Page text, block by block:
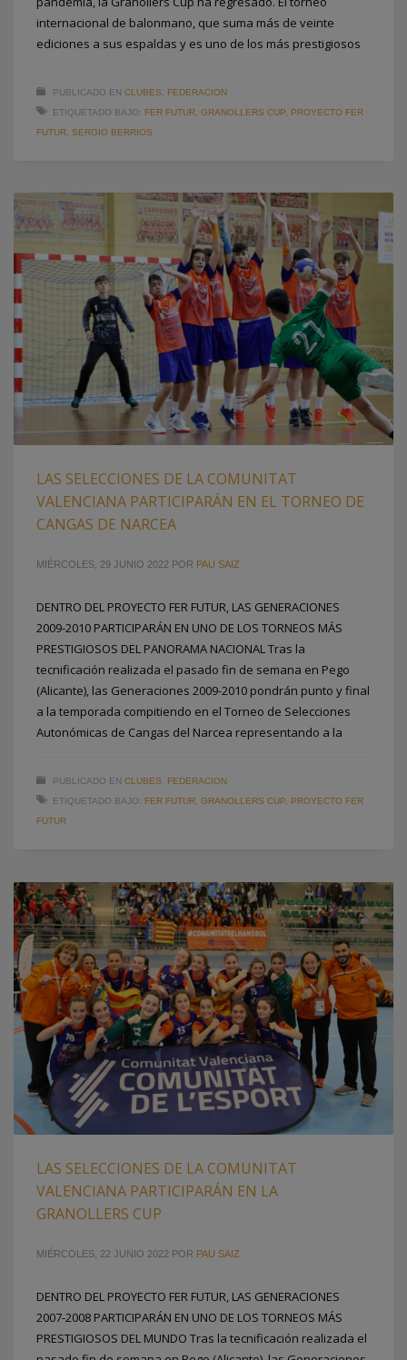
internacional de balonmano, que suma más de veinte
ediciones a sus espaldas y es uno de los más prestigiosos
PUBLICADO EN CLUBES
FEDERACION
ETIQUETADO BAJO: FER FUTUR GRANOLLERS CUP
PROYECTO FER
FUTUR SERGIO BERRIOS
LAS SELECCIONES DE LA COMUNITAT
VALENCIANA PARTICIPARÁN EN EL TORNEO DE
CANGAS DE NARCEA
MIÉRCOLES, 29 JUNIO 2022 POR PAU SAIZ
DENTRO DEL PROYECTO FER FUTUR, LAS GENERACIONES
2009-2010 PARTICIPARÁN EN UNO DE LOS TORNEOS MÁS
PRESTIGIOSOS DEL PANORAMA NACIONAL Tras la
tecnificación realizada el pasado fin de semana en Pego
(Alicante), las Generaciones 2009-2010 pondrán punto y final
a la temporada compitiendo en el Torneo de Selecciones
Autonómicas de Cangas del Narcea representando a la
PUBLICADO EN CLUBES
FEDERACION
ETIQUETADO BAJO: FER FUTUR GRANOLLERS CUP
PROYECTO FER
FUTUR
LAS SELECCIONES DE LA COMUNITAT
VALENCIANA PARTICIPARÁN EN LA
GRANOLLERS CUP
MIÉRCOLES, 22 JUNIO 2022 POR PAU SAIZ
DENTRO DEL PROYECTO FER FUTUR, LAS GENERACIONES
2007-2008 PARTICIPARÁN EN UNO DE LOS TORNEOS MÁS
PRESTIGIOSOS DEL MUNDO Tras la tecnificación realizada el